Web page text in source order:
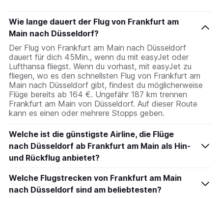
Wie lange dauert der Flug von Frankfurt am
Main nach Düsseldorf?
Der Flug von Frankfurt am Main nach Düsseldorf
dauert für dich 45Min., wenn du mit easyJet oder
Lufthansa fliegst. Wenn du vorhast, mit easyJet zu
fliegen, wo es den schnellsten Flug von Frankfurt am
Main nach Düsseldorf gibt, findest du möglicherweise
Flüge bereits ab 164 €. Ungefähr 187 km trennen
Frankfurt am Main von Düsseldorf. Auf dieser Route
kann es einen oder mehrere Stopps geben.
Welche ist die günstigste Airline, die Flüge
nach Düsseldorf ab Frankfurt am Main als Hin-
und Rückflug anbietet?
Welche Flugstrecken von Frankfurt am Main
nach Düsseldorf sind am beliebtesten?